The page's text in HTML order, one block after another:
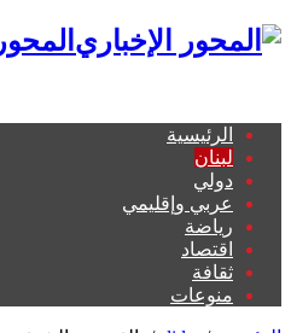
الرئيسية
لبنان
دولي
عربي وإقليمي
رياضة
اقتصاد
ثقافة
منوعات